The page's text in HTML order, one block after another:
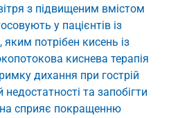
з підвищеним вмістом
у пацієнтів із
потрібен кисень із
киснева терапія
дихання при гострій
недостатності та запобігти
сприяє покращенню